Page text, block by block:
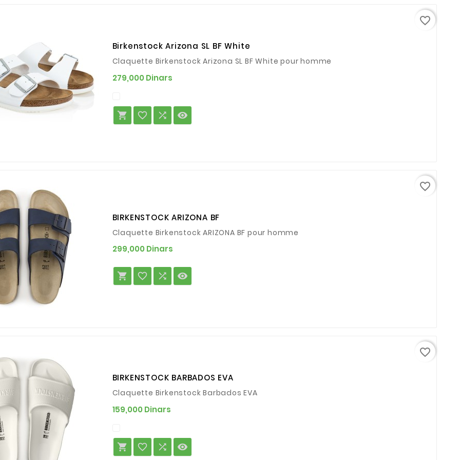
Birkenstock Arizona SL BF White
Claquette Birkenstock Arizona SL BF White pour homme
279,000 Dinars
   
favorite_border
BIRKENSTOCK ARIZONA BF
Claquette Birkenstock ARIZONA BF pour homme
299,000 Dinars
   
favorite_border
BIRKENSTOCK BARBADOS EVA
Claquette Birkenstock Barbados EVA
159,000 Dinars
   
favorite_border